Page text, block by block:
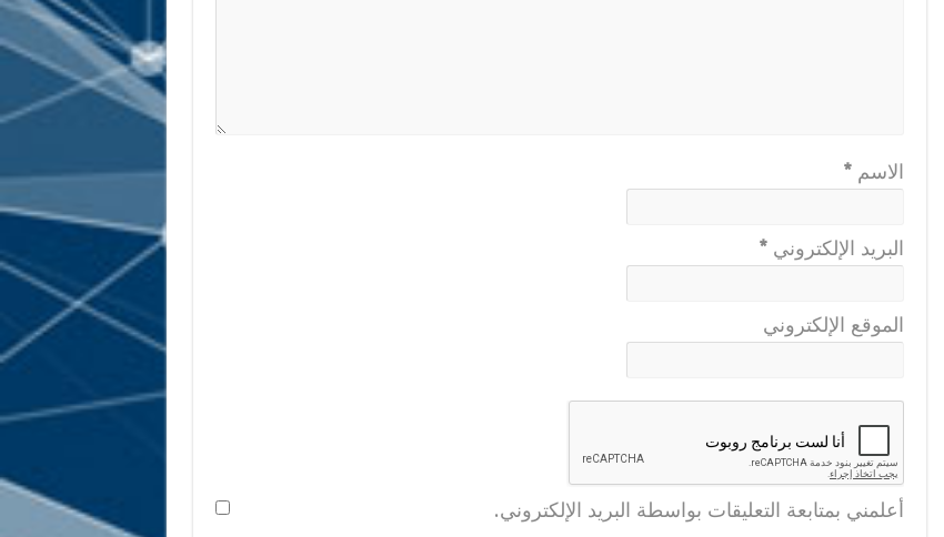
الاسم*
البريد الإلكتروني*
الموقع الإلكتروني
أعلمني بمتابعة التعليقات بواسطة البريد الإلكتروني.